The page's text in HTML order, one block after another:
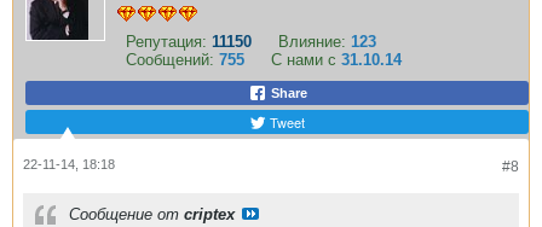
Репутация: 11150 Влияние: 123
Сообщений: 755 С нами с 31.10.14
Share
Tweet
#8
22-11-14, 18:18
Сообщение от criptex